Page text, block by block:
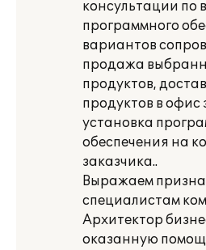
консультации по
программного
вариантов
продажа
продуктов,
продуктов в офис
установка
обеспечения на
заказчика..
Выражаем
специалистам
Архитектор
оказанную